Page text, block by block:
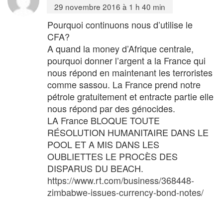
29 novembre 2016 à 1 h 40 min
Pourquoi continuons nous d’utilise le
CFA?
A quand la money d’Afrique centrale,
pourquoi donner l’argent a la France qui
nous répond en maintenant les terroristes
comme sassou. La France prend notre
pétrole gratuitement et entracte partie elle
nous répond par des génocides.
LA France BLOQUE TOUTE
RÉSOLUTION HUMANITAIRE DANS LE
POOL ET A MIS DANS LES
OUBLIETTES LE PROCÈS DES
DISPARUS DU BEACH.
https://www.rt.com/business/368448-
zimbabwe-issues-currency-bond-notes/